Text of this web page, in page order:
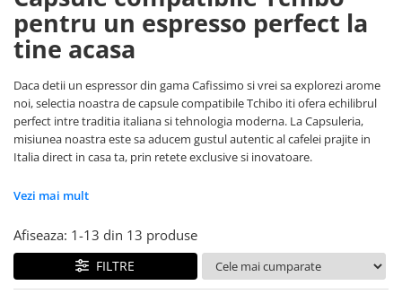
Capsule compatibile Uno System
Capsule compatibile Caffitaly
PADURI CAFEA & MONODOZE
Paduri cafea ESE44
CAFEA BOABE
CAFEA MACINATA
pentru un espresso perfect la
tine acasa
Daca detii un espressor din gama Cafissimo si vrei sa explorezi arome
noi, selectia noastra de capsule compatibile Tchibo iti ofera echilibrul
perfect intre traditia italiana si tehnologia moderna. La Capsuleria,
misiunea noastra este sa aducem gustul autentic al cafelei prajite in
Italia direct in casa ta, prin retete exclusive si inovatoare.
Vezi mai mult
Afiseaza: 1-13 din 13 produse
FILTRE